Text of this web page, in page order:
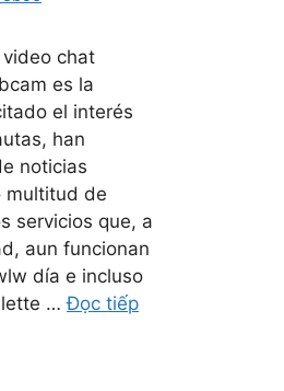
chat
es la
el interés
han
noticias
multitud de
servicios que, a
aun funcionan
día e incluso
…Đọc tiếp